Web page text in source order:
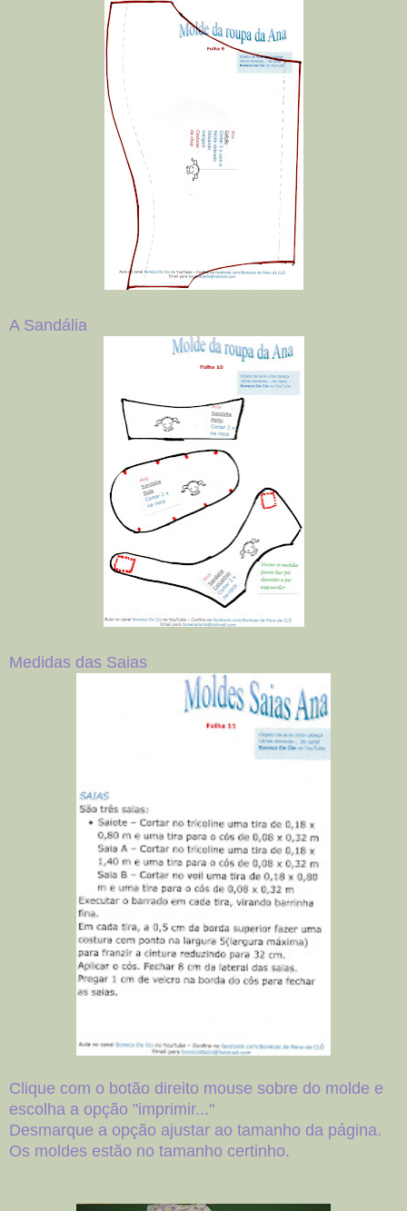
A Sandália
Medidas das Saias
Clique com o botão direito mouse sobre do molde e
escolha a opção "imprimir..."
Desmarque a opção ajustar ao tamanho da página.
Os moldes estão no tamanho certinho.